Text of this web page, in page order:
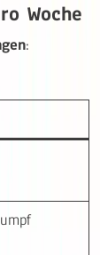
Woche
: